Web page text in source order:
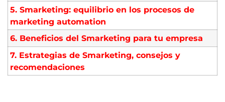
5. Smarketing: equilibrio en los procesos de
marketing automation
6. Beneficios del Smarketing para tu empresa
7. Estrategias de Smarketing, consejos y
recomendaciones